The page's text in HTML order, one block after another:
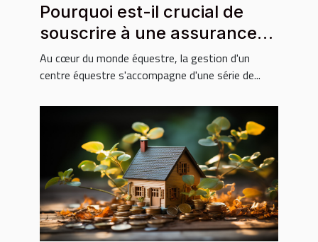
Pourquoi est-il crucial de
souscrire à une assurance
pour votre centre équestre ?
Au cœur du monde équestre, la gestion d'un
centre équestre s'accompagne d'une série de...